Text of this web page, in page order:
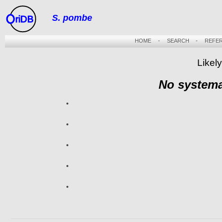
riDB S. pombe
HOME- SEARCH -
No